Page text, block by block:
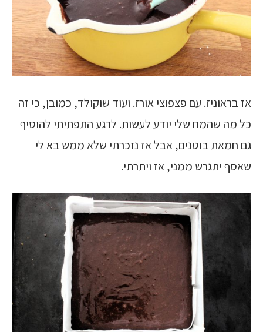
אז בראוניז. עם פצפוצי אורז. ועוד שוקולד, כמובן, כי זה
כל מה שהמח שלי יודע לעשות. לרגע התפתיתי להוסיף
גם חמאת בוטנים, אבל אז נזכרתי שלא ממש בא לי
שאסף יתגרש ממני, אז ויתרתי.